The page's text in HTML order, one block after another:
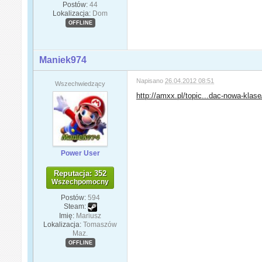
Postów: 44
Lokalizacja: Dom
OFFLINE
Maniek974
Wszechwiedzący
Power User
Reputacja: 352
Wszechpomocny
Postów: 594
Steam:
Imię: Mariusz
Lokalizacja: Tomaszów
Maz.
OFFLINE
Napisano 26.04.2012 08:51
http://amxx.pl/topic...dac-nowa-